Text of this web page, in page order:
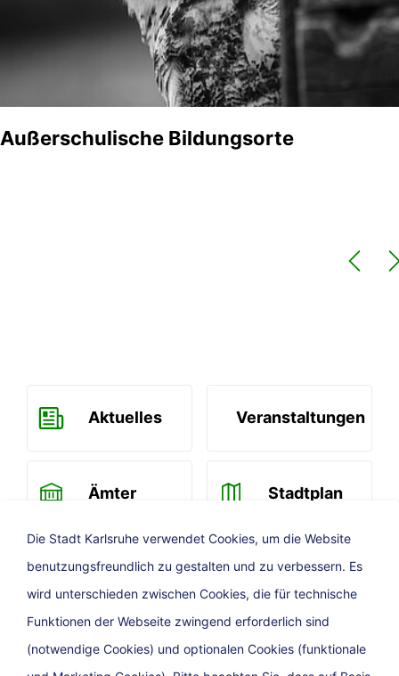
Außerschulische Bildungsorte
Aktuelles Veranstaltungen
Ämter Stadtplan
Newsletter
Die Stadt Karlsruhe verwendet Cookies, um die Website
benutzungsfreundlich zu gestalten und zu verbessern. Es
wird unterschieden zwischen Cookies, die für technische
Funktionen der Webseite zwingend erforderlich sind
(notwendige Cookies) und optionalen Cookies (funktionale